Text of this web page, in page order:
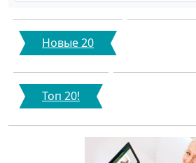
Новые 20
Топ 20!